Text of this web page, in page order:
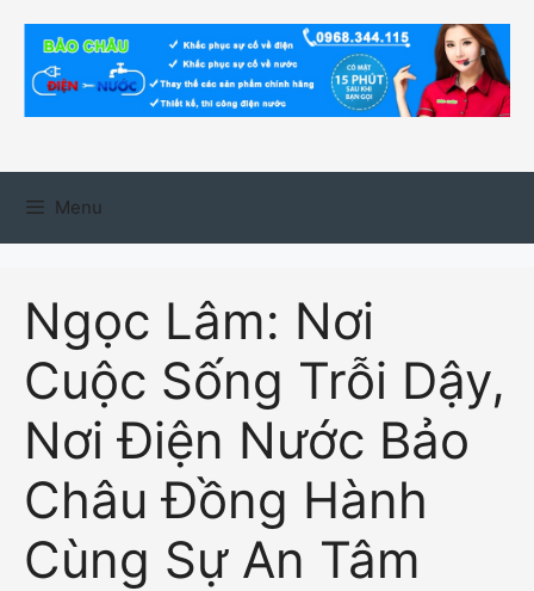
dung
Menu
Ngọc Lâm: Nơi
Cuộc Sống Trỗi Dậy,
Nơi Điện Nước Bảo
Châu Đồng Hành
Cùng Sự An Tâm